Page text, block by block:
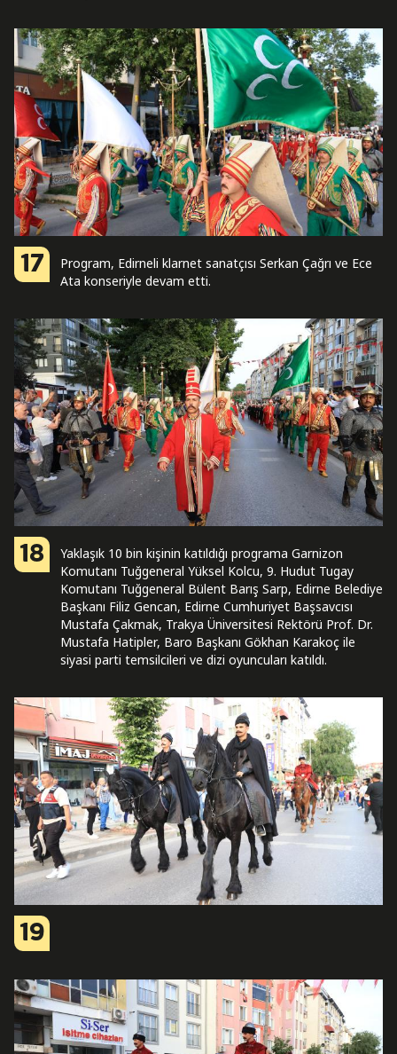
17
Program, Edirneli klarnet sanatçısı Serkan Çağrı ve Ece
Ata konseriyle devam etti.
18
Yaklaşık 10 bin kişinin katıldığı programa Garnizon
Komutanı Tuğgeneral Yüksel Kolcu, 9. Hudut Tugay
Komutanı Tuğgeneral Bülent Barış Sarp, Edirne Belediye
Başkanı Filiz Gencan, Edirne Cumhuriyet Başsavcısı
Mustafa Çakmak, Trakya Üniversitesi Rektörü Prof. Dr.
Mustafa Hatipler, Baro Başkanı Gökhan Karakoç ile
siyasi parti temsilcileri ve dizi oyuncuları katıldı.
19